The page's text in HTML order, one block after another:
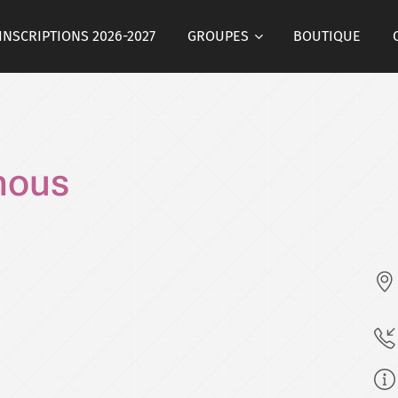
2026-2027 GROUPES BOUTIQUE